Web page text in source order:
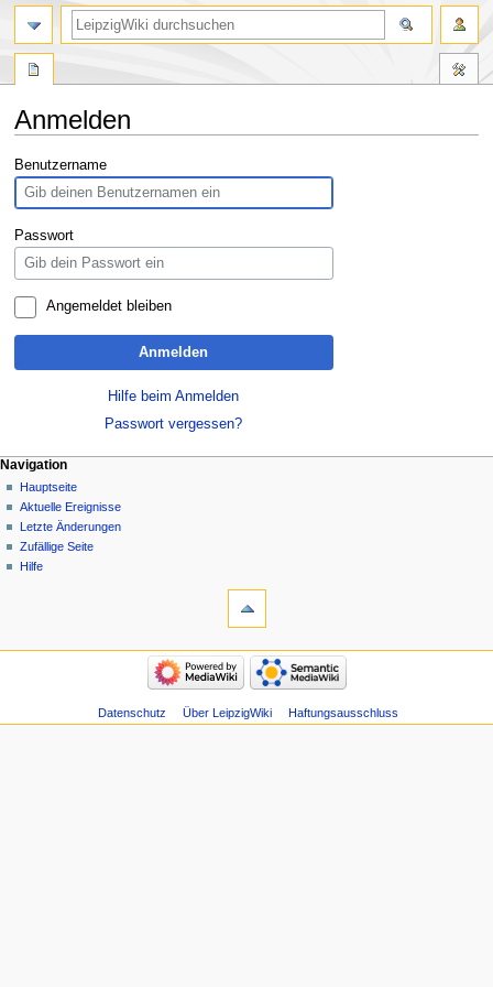
Anmelden
Zur
Navigation
springen
Zur
Suche
springen
Benutzername
Passwort
Angemeldet bleiben
Anmelden
Hilfe beim Anmelden
Passwort vergessen?
Navigation
Hauptseite
Aktuelle Ereignisse
Letzte Änderungen
Zufällige Seite
Hilfe
Datenschutz Über LeipzigWiki Haftungsausschluss